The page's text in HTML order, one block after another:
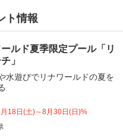
ト情報
ールド夏季限定プール「リ
」
水遊びでリナワールドの夏を
18日(土)～8月30日(日)%